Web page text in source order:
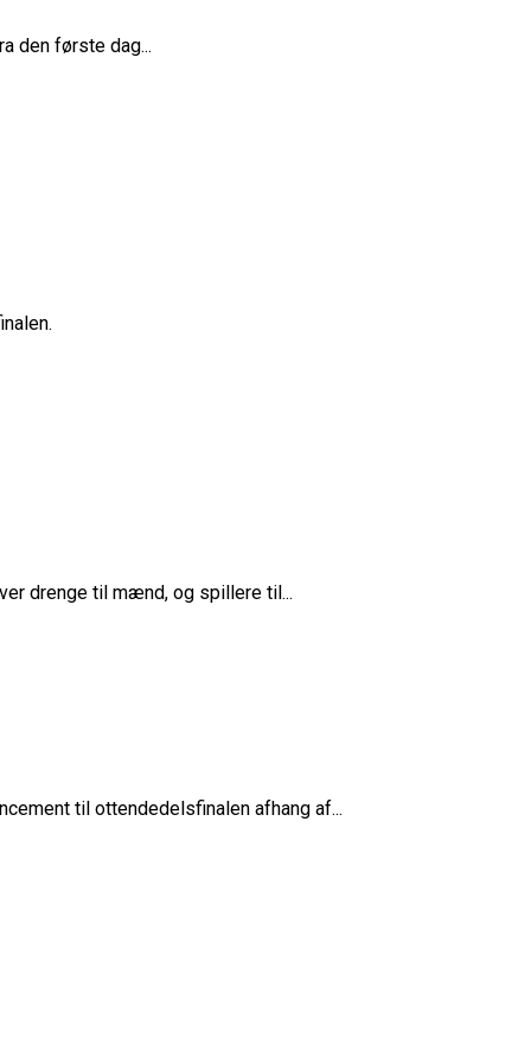
den første dag...
drenge til mænd, og spillere til...
til ottendedelsfinalen afhang af...